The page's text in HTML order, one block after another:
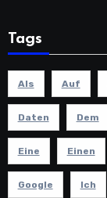
Tags
Als Auf
Daten Dem
Eine Einen
Google Ich